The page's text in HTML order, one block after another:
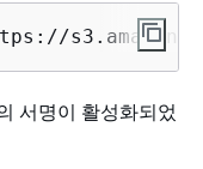
서명이 활성화되었